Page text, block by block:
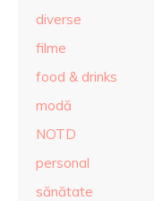
diverse
filme
food & drinks
modă
NOTD
personal
sănătate